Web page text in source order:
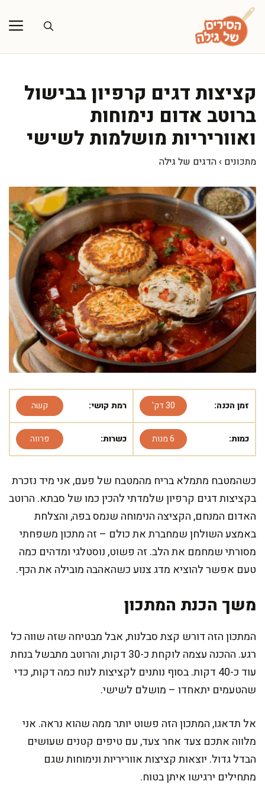
לדלג
לתוכן
קציצות דגים קרפיון בבישול
ברוטב אדום נימוחות
ואווריריות מושלמות לשישי
מתכונים › הדגים של גילה
זמן הכנה: 30 דק' רמת קושי: קשה
כמות: 6 מנות כשרות: פרווה
כשהמטבח מתמלא בריח מהמטבח של פעם, אני מיד נזכרת
בקציצות דגים קרפיון שלמדתי להכין כמו של סבתא. הרוטב
האדום המנחם, הקציצה הנימוחה שנמס בפה, והצלחת
באמצע השולחן שמחברת את כולם – זה מתכון משפחתי
מסורתי שמחמם את הלב. זה פשוט, נוסטלגי ומדהים כמה
טעם אפשר להוציא מדג צנוע כשהאהבה מובילה את הכף.
משך הכנת המתכון
המתכון הזה דורש קצת סבלנות, אבל מבטיחה שזה שווה כל
רגע. ההכנה עצמה לוקחת כ-30 דקות, והרוטב מתבשל בנחת
עוד כ-40 דקות. בסוף נותנים לקציצות לנוח כמה דקות, כדי
שהטעמים יתאחדו – מושלם לשישי.
אל תדאגו, המתכון הזה פשוט יותר ממה שהוא נראה. אני
מלווה אתכם צעד אחר צעד, עם טיפים קטנים שעושים
הבדל גדול. יוצאות קציצות אווריריות ונימוחות שגם
מתחילים ירגישו איתן בטוח.